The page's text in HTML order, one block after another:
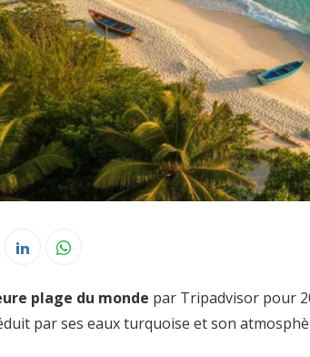
plage du monde par Tripadvisor pour
par ses eaux turquoise et son